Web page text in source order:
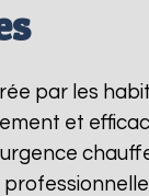
par les
et